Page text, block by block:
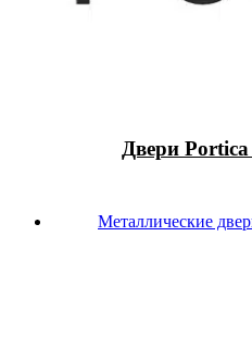
Двери
Металлические